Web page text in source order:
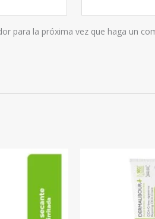
para la próxima vez que haga un